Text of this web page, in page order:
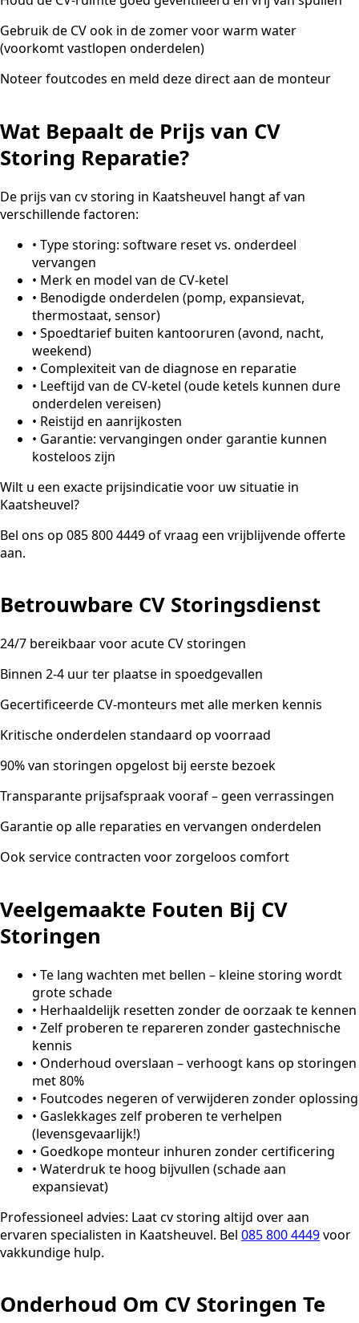
Gebruik de CV ook in de zomer voor warm water
(voorkomt vastlopen onderdelen)
Noteer foutcodes en meld deze direct aan de monteur
Wat Bepaalt de Prijs van CV
Storing Reparatie?
De prijs van cv storing in Kaatsheuvel hangt af van
verschillende factoren:
• Type storing: software reset vs. onderdeel
vervangen
• Merk en model van de CV-ketel
• Benodigde onderdelen (pomp, expansievat,
thermostaat, sensor)
• Spoedtarief buiten kantooruren (avond, nacht,
weekend)
• Complexiteit van de diagnose en reparatie
• Leeftijd van de CV-ketel (oude ketels kunnen dure
onderdelen vereisen)
• Reistijd en aanrijkosten
• Garantie: vervangingen onder garantie kunnen
kosteloos zijn
Wilt u een exacte prijsindicatie voor uw situatie in
Kaatsheuvel?
Bel ons op 085 800 4449 of vraag een vrijblijvende offerte
aan.
Betrouwbare CV Storingsdienst
24/7 bereikbaar voor acute CV storingen
Binnen 2-4 uur ter plaatse in spoedgevallen
Gecertificeerde CV-monteurs met alle merken kennis
Kritische onderdelen standaard op voorraad
90% van storingen opgelost bij eerste bezoek
Transparante prijsafspraak vooraf – geen verrassingen
Garantie op alle reparaties en vervangen onderdelen
Ook service contracten voor zorgeloos comfort
Veelgemaakte Fouten Bij CV
Storingen
• Te lang wachten met bellen – kleine storing wordt
grote schade
• Herhaaldelijk resetten zonder de oorzaak te kennen
• Zelf proberen te repareren zonder gastechnische
kennis
• Onderhoud overslaan – verhoogt kans op storingen
met 80%
• Foutcodes negeren of verwijderen zonder oplossing
• Gaslekkages zelf proberen te verhelpen
(levensgevaarlijk!)
• Goedkope monteur inhuren zonder certificering
• Waterdruk te hoog bijvullen (schade aan
expansievat)
Professioneel advies: Laat cv storing altijd over aan
ervaren specialisten in Kaatsheuvel. Bel 085 800 4449voor
vakkundige hulp.
Onderhoud Om CV Storingen Te